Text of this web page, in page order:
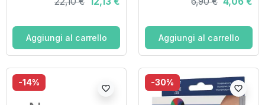
Aggiungi al carrello Aggiungi al carrello
-14%
favorite_border
-30%
favorite_border